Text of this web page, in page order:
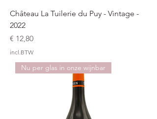
Château La Tuilerie du Puy - Vintage -
2022
Prijs
€ 12,80
incl.BTW
Nu per glas in onze wijnbar